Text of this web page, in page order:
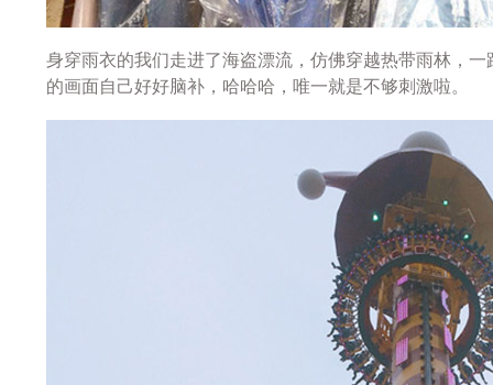
身穿雨衣的我们走进了海盗漂流，仿佛穿越热带雨林，
的画面自己好好脑补，哈哈哈，唯一就是不够刺激啦。